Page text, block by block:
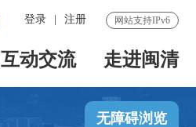
网站支持IPv6
登录 注册
互动交流 走进闽清
无障碍浏览